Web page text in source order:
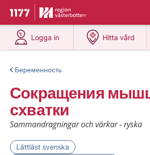
To start page for 1177
Du har valt region
Logga in
at 1177.se
Hitta vård
at 1177.se
Беременность
Сокращения
схватки
Sammandragningar och värkar - ryska
Lättläst svenska